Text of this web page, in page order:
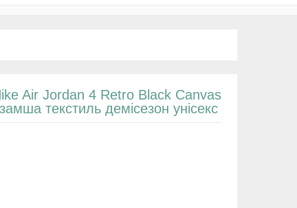
Air Jordan 4 Retro Black Canvas
текстиль демісезон унісекс